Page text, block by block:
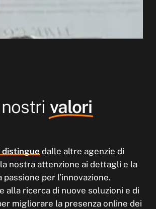
valori
distingue dalle altre agenzie di
nostra attenzione ai dettagli e la
passione per l’innovazione.
alla ricerca di nuove soluzioni e di
migliorare la presenza online dei